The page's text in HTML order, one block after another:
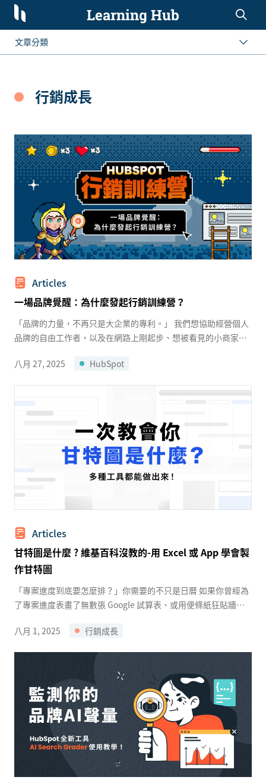
Learning Hub
文章分類
設計與程式
集客式行銷
行銷成長
Articles
一場品牌覺醒：為什麼發起行銷訓練營？
「品牌的力量，不再只是大企業的專利。」 我們想協助經營個人
品牌的自由工作者，以及在網路上剛起步、想被看見的小商家，
八月 27, 2025
HubSpot
Articles
甘特圖是什麼 ? 維基百科沒教的-用 Excel 或 App 學會製
作甘特圖
「專案進度到底要怎麼排？」你需要的不只是日曆 如果你曾經為
了專案進度表畫了無數張 Google 試算表、或用便條紙狂貼牆想
特圖（Gantt ...
八月 1, 2025 行銷成長